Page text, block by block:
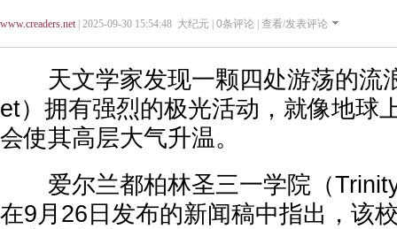
www.creaders.net| 2025-09-30 15:54:48 大纪元 | 0条评论 | 查看/发表评论
天文学家发现一颗四处游荡的流
et）拥有强烈的极光活动，就像地球
会使其高层大气升温。
爱尔兰都柏林圣三一学院（
在9月26日发布的新闻稿中指出，该